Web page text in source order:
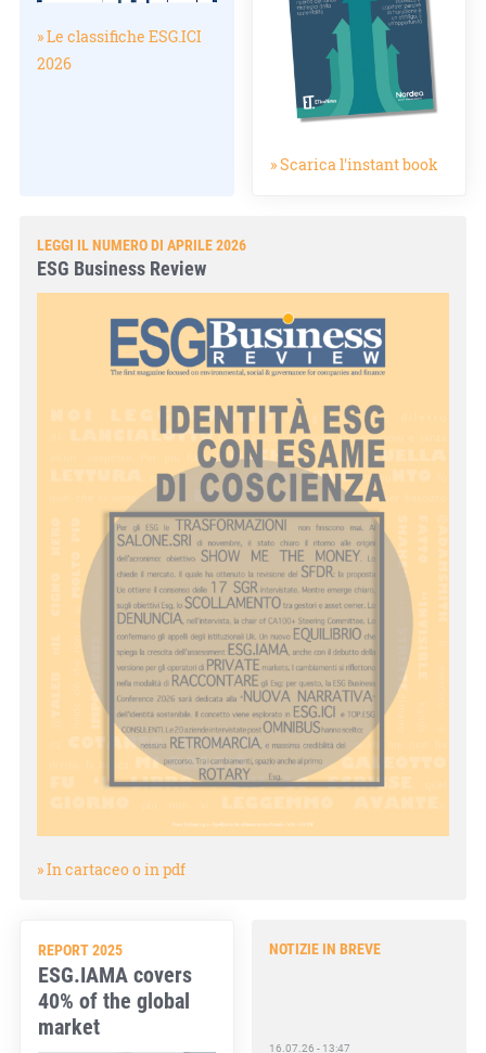
» Le classifiche ESG.ICI
2026
» Scarica l'instant book
LEGGI IL NUMERO DI APRILE 2026
ESG Business Review
» In cartaceo o in pdf
REPORT 2025
ESG.IAMA covers
40% of the global
market
NOTIZIE IN BREVE
16.07.26 - 13:47